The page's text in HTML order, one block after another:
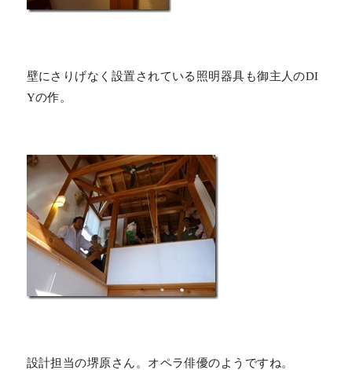
壁にさりげなく設置されている照明器具も御主人のDI
Yの作。
設計担当の堺原さん。オペラ俳優のようですね。